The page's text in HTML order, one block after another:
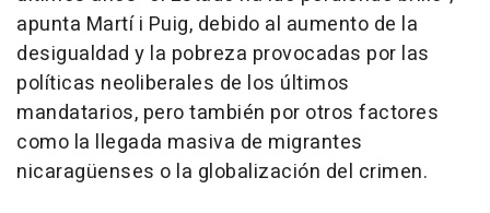
apunta Martí i Puig, debido al aumento de la
desigualdad y la pobreza provocadas por las
políticas neoliberales de los últimos
mandatarios, pero también por otros factores
como la llegada masiva de migrantes
nicaragüenses o la globalización del crimen.